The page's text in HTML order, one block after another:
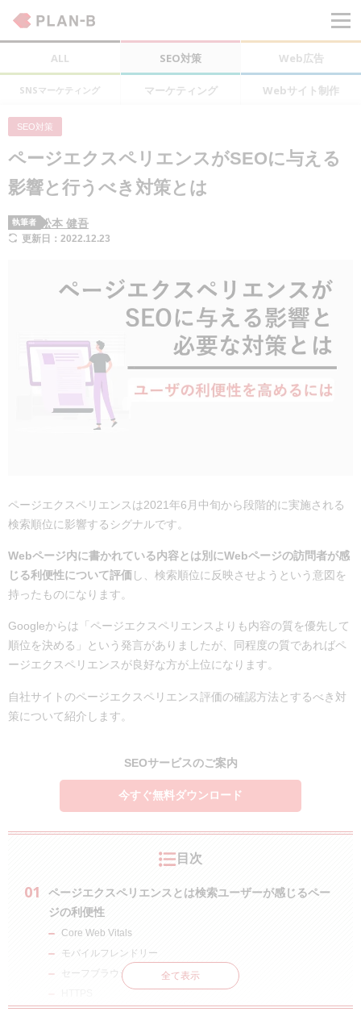
ALL SEO対策 Web広告
SNSマーケティング マーケティング Webサイト制作
SEO対策
ページエクスペリエンスがSEOに与える
影響と行うべき対策とは
執筆者 松本 健吾
更新日：2022.12.23
ページエクスペリエンスは2021年6月中旬から段階的に実施される
検索順位に影響するシグナルです。
Webページ内に書かれている内容とは別にWebページの訪問者が感
じる利便性について評価し、検索順位に反映させようという意図を
持ったものになります。
Googleからは「ページエクスペリエンスよりも内容の質を優先して
順位を決める」という発言がありましたが、同程度の質であればペ
ージエクスペリエンスが良好な方が上位になります。
自社サイトのページエクスペリエンス評価の確認方法とするべき対
策について紹介します。
SEOサービスのご案内
今すぐ無料ダウンロード
目次
ページエクスペリエンスとは検索ユーザーが感じるペー
ジの利便性
Core Web Vitals
モバイルフレンドリー
セーフブラウジング
全て表示